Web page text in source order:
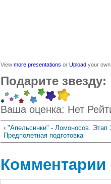
View more presentations or Uploadyour
Подарите звезду:
Ваша оценка: Нет
‹ "Апельсинки" - Ломоносов. Этап
Предполетная подготовка
Комментарии